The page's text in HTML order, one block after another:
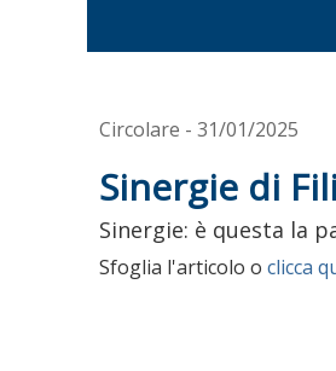
Circolare - 31/01/2025
Sinergie di
Sinergie: è questa la
Sfoglia l'articolo o clicca